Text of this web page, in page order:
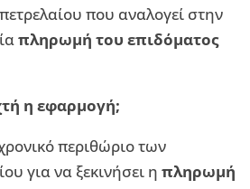
που αναλογεί στην
πληρωμή του επιδόματος
η εφαρμογή;
περιθώριο των
για να ξεκινήσει η πληρωμή